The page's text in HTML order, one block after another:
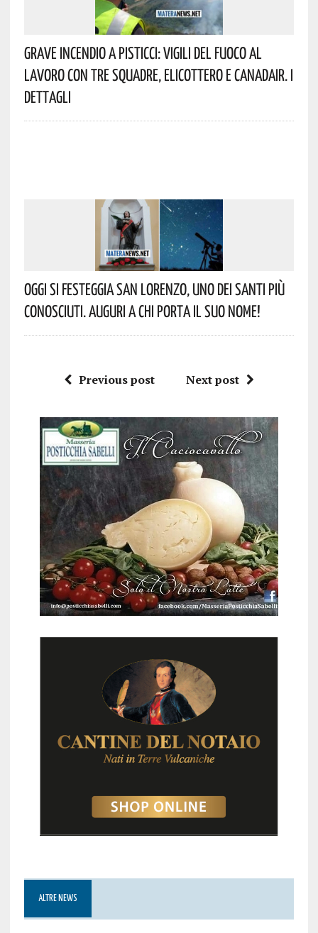
Grave Incendio A Pisticci: Vigili Del Fuoco Al
Lavoro Con Tre Squadre, Elicottero E Canadair. I
Dettagli
Oggi Si Festeggia San Lorenzo, Uno Dei Santi Più
Conosciuti. Auguri A Chi Porta Il Suo Nome!
Previous post Next post
ALTRE NEWS